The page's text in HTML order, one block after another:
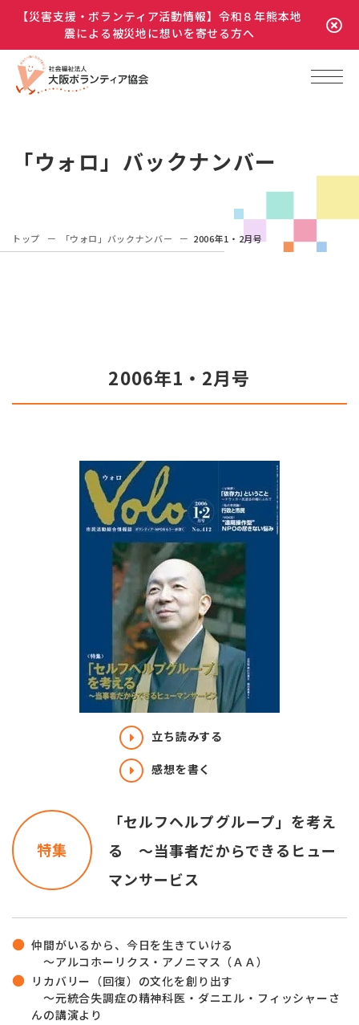
【災害支援・ボランティア活動情報】令和８年熊本地
震による被災地に想いを寄せる方へ
「ウォロ」バックナンバー
トップ 「ウォロ」バックナンバー 2006年1・2月号
2006年1・2月号
立ち読みする
感想を書く
特集
「セルフヘルプグループ」を考え
る ～当事者だからできるヒュー
マンサービス
仲間がいるから、今日を生きていける
～アルコホーリクス・アノニマス（ＡＡ）
リカバリー（回復）の文化を創り出す
～元統合失調症の精神科医・ダニエル・フィッシャーさ
んの講演より